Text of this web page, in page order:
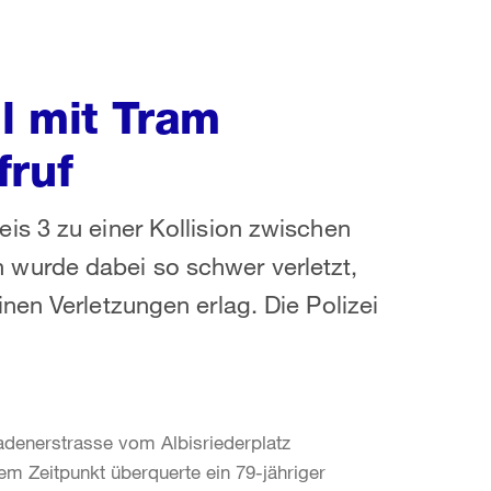
mit Tram
3 zu einer Kollision zwischen
wurde dabei so schwer verletzt,
Verletzungen erlag. Die Polizei
vom Albisriederplatz
Zeitpunkt überquerte ein 79-jähriger